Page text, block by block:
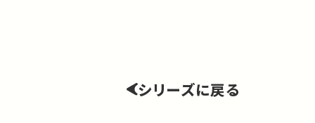
シリーズに戻る